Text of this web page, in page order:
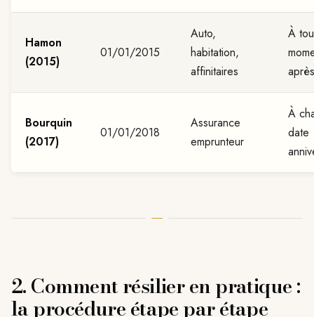
Hamon
(2015)
01/01/2015
Auto,
habitation,
affinitaires
À
Bourquin
(2017)
01/01/2018
Assurance
emprunteur
À
date
2. Comment résilier en pratique :
la procédure étape par étape